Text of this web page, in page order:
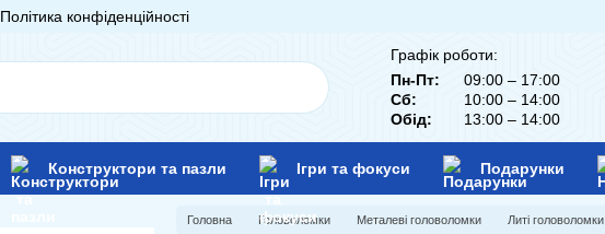
Політика конфіденційності
Графік роботи:
Пн-Пт:
09:00 – 17:00
Сб:
10:00 – 14:00
Обід:
13:00 – 14:00
Конструктори та пазли Ігри та фокуси Подарунки
Головна Головоломки Металеві головоломки Литі головоломки